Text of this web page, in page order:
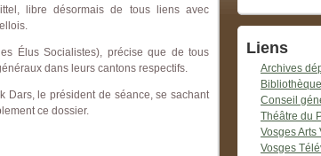
libre désormais de tous liens avec
Élus Socialistes), précise que de tous
dans leurs cantons respectifs.
Dars, le président de séance, se sachant
ce dossier.
Liens
Archives
Conseil
Théâtre du
Vosges Arts
Vosges